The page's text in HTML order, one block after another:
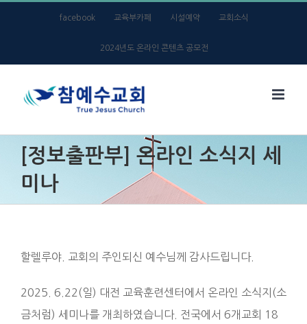
facebook 교육부카페 시설예약 교회소식
2024년도 온라인 콘텐츠 공모전
[정보출판부] 온라인 소식지 세
미나
할렐루야. 교회의 주인되신 예수님께 감사드립니다.
2025. 6.22(일) 대전 교육훈련센터에서 온라인 소식지(소
금처럼) 세미나를 개최하였습니다. 전국에서 6개교회 18